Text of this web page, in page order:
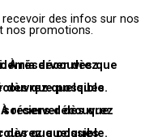
des infos sur nos
nos promotions.